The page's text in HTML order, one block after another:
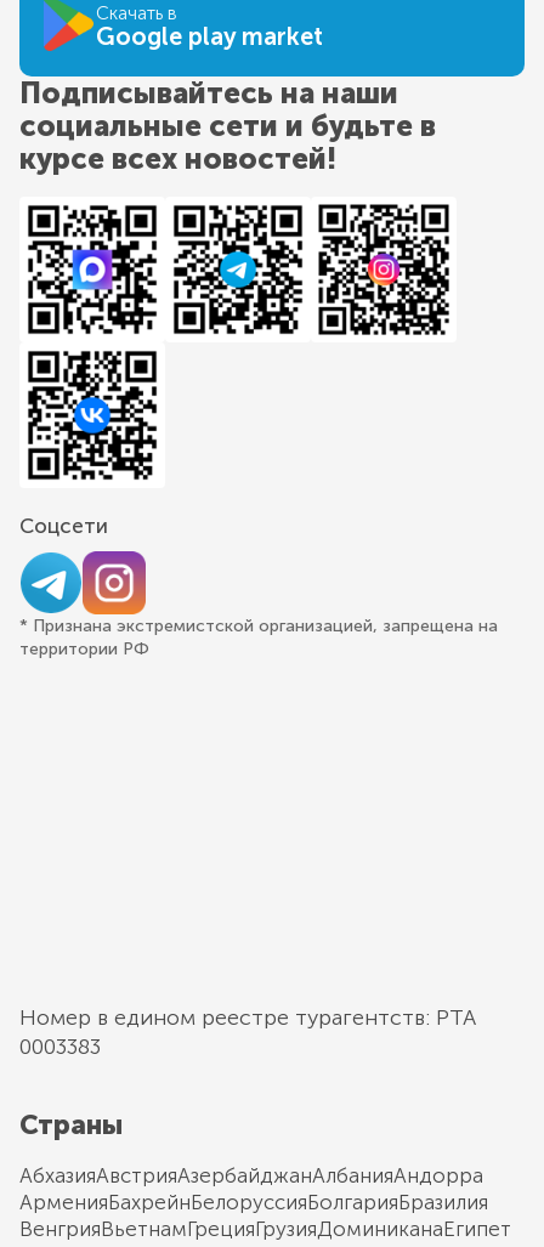
Скачать в
Google play market
Подписывайтесь на наши
социальные сети и будьте в
курсе всех новостей!
Соцсети
* Признана экстремистской организацией, запрещена на
территории РФ
Номер в едином реестре турагентств: РТА
0003383
Страны
АбхазияАвстрияАзербайджанАлбанияАндорра
АрменияБахрейнБелоруссияБолгарияБразилия
ВенгрияВьетнамГрецияГрузияДоминиканаЕгипет